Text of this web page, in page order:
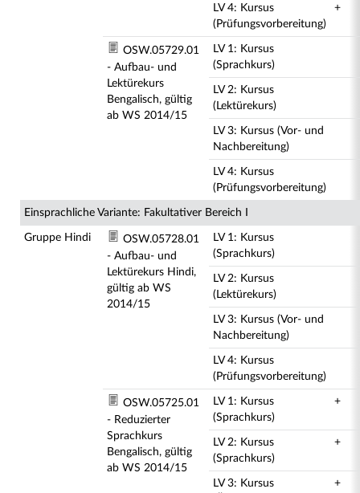
LV 4: Kursus
(Prüfungsvorbereitung)
+
OSW.05729.01
- Aufbau- und
Lektürekurs
Bengalisch, gültig
ab WS 2014/15
LV 1: Kursus
(Sprachkurs)
LV 2: Kursus
(Lektürekurs)
LV 3: Kursus (Vor- und
Nachbereitung)
LV 4: Kursus
(Prüfungsvorbereitung)
Einsprachliche Variante: Fakultativer Bereich I
Gruppe Hindi
OSW.05728.01
- Aufbau- und
Lektürekurs Hindi,
gültig ab WS
2014/15
LV 1: Kursus
(Sprachkurs)
LV 2: Kursus
(Lektürekurs)
LV 3: Kursus (Vor- und
Nachbereitung)
LV 4: Kursus
(Prüfungsvorbereitung)
OSW.05725.01
- Reduzierter
Sprachkurs
Bengalisch, gültig
ab WS 2014/15
LV 1: Kursus
(Sprachkurs)
+
LV 2: Kursus
(Sprachkurs)
+
LV 3: Kursus
+